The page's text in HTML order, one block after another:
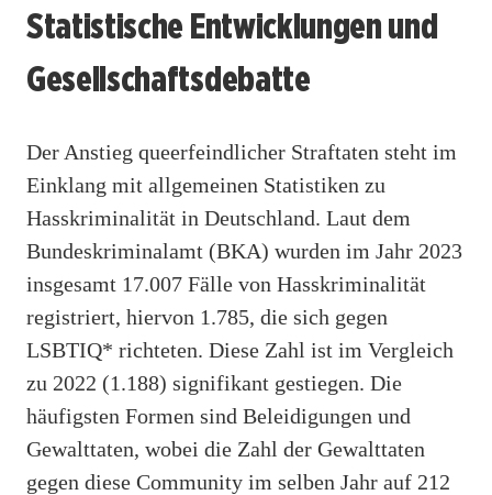
Statistische Entwicklungen und
Gesellschaftsdebatte
Der Anstieg queerfeindlicher Straftaten steht im
Einklang mit allgemeinen Statistiken zu
Hasskriminalität in Deutschland. Laut dem
Bundeskriminalamt (BKA) wurden im Jahr 2023
insgesamt 17.007 Fälle von Hasskriminalität
registriert, hiervon 1.785, die sich gegen
LSBTIQ* richteten. Diese Zahl ist im Vergleich
zu 2022 (1.188) signifikant gestiegen. Die
häufigsten Formen sind Beleidigungen und
Gewalttaten, wobei die Zahl der Gewalttaten
gegen diese Community im selben Jahr auf 212